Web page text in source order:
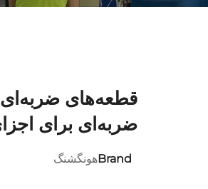
ضربه‌ای برای
Brandهونگشنگ